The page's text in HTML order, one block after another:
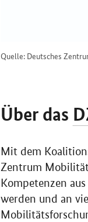
Quelle: Deutsches
Über das
Mit dem
Zentrum
Kompetenzen
werden und an